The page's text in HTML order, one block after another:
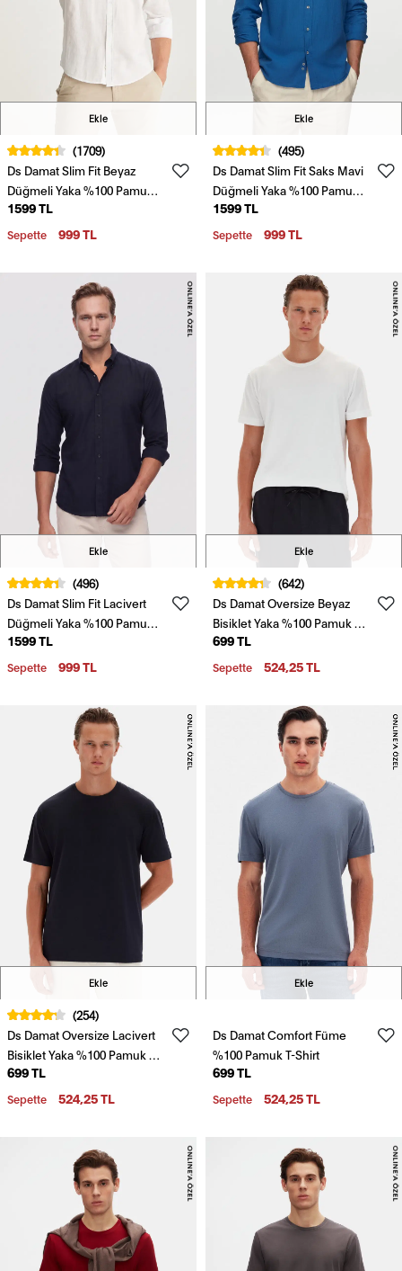
Ekle
(1709)
Ds Damat Slim Fit Beyaz
Düğmeli Yaka %100 Pamuk
Yazlık Flamlı Keten
Görünümlü Gömlek
1599 TL
Sepette 999 TL
Ekle
(495)
Ds Damat Slim Fit Saks Mavi
Düğmeli Yaka %100 Pamuk
Yazlık Flamlı Keten
Görünümlü Gömlek
1599 TL
Sepette 999 TL
Ekle
(496)
Ds Damat Slim Fit Lacivert
Düğmeli Yaka %100 Pamuk
Yazlık Flamlı Keten
Görünümlü Gömlek
1599 TL
Sepette 999 TL
Ekle
(642)
Ds Damat Oversize Beyaz
Bisiklet Yaka %100 Pamuk T-
Shirt
699 TL
Sepette 524,25 TL
Ekle
(254)
Ds Damat Oversize Lacivert
Bisiklet Yaka %100 Pamuk T-
Shirt
699 TL
Sepette 524,25 TL
Ekle
Ds Damat Comfort Füme
%100 Pamuk T-Shirt
699 TL
Sepette 524,25 TL